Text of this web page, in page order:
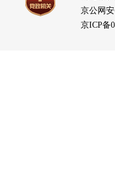
京公网安
京ICP备